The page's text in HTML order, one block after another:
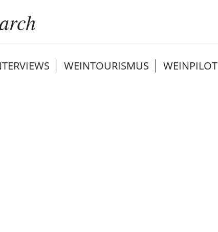
WEINTOURISMUS WEINPILOT